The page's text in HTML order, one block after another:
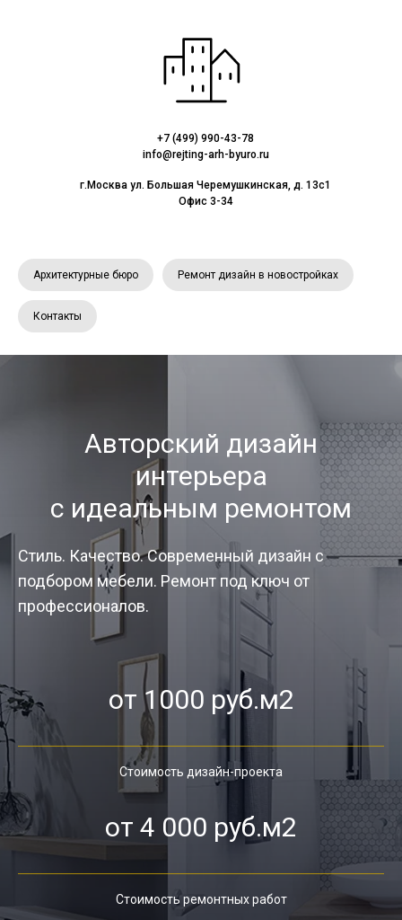
+7 (499) 990-43-78
info@rejting-arh-byuro.ru
г.Москва ул. Большая Черемушкинская, д. 13с1
Офис 3-34
Архитектурные бюро Ремонт дизайн в новостройках
Контакты
Авторский дизайн
интерьера
с идеальным ремонтом
Стиль. Качество. Современный дизайн с
подбором мебели. Ремонт под ключ от
профессионалов.
от 1000 руб.м2
Стоимость дизайн-проекта
от 4 000 руб.м2
Стоимость ремонтных работ